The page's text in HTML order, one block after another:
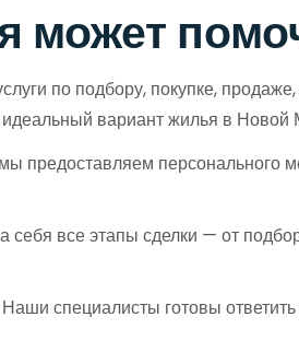
может
по подбору, покупке,
вариант жилья в
предоставляем персонального
себя все этапы сделки — от
Наши специалисты готовы